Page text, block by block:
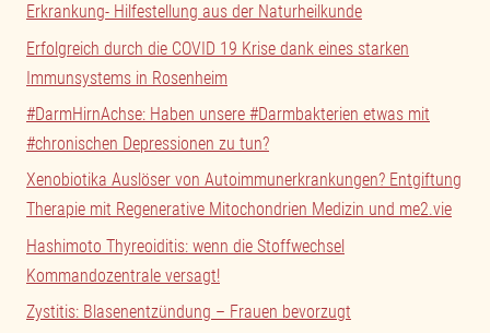
Erkrankung- Hilfestellung aus der Naturheilkunde
Erfolgreich durch die COVID 19 Krise dank eines starken
Immunsystems in Rosenheim
#DarmHirnAchse: Haben unsere #Darmbakterien etwas mit
#chronischen Depressionen zu tun?
Xenobiotika Auslöser von Autoimmunerkrankungen? Entgiftung
Therapie mit Regenerative Mitochondrien Medizin und me2.vie
Hashimoto Thyreoiditis: wenn die Stoffwechsel
Kommandozentrale versagt!
Zystitis: Blasenentzündung – Frauen bevorzugt